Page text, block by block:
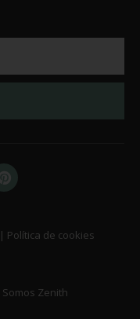
Política de cookies
Zenith